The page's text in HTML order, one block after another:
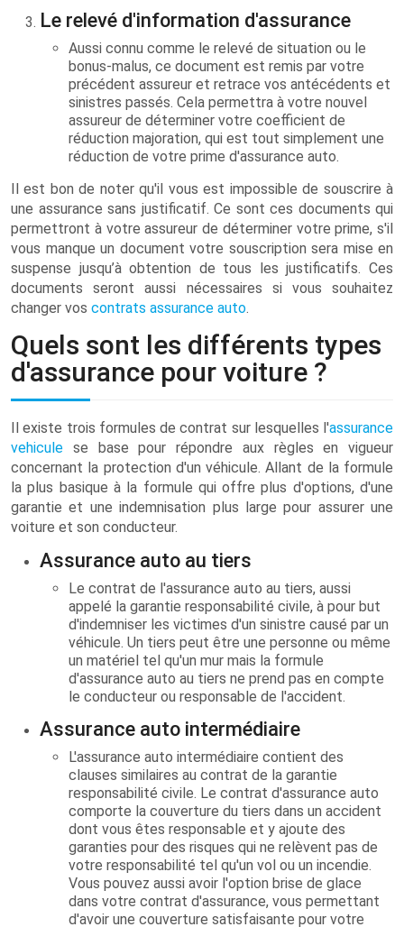
Le relevé d'information d'assurance
Aussi connu comme le relevé de situation ou le
bonus-malus, ce document est remis par votre
précédent assureur et retrace vos antécédents et
sinistres passés. Cela permettra à votre nouvel
assureur de déterminer votre coefficient de
réduction majoration, qui est tout simplement une
réduction de votre prime d'assurance auto.
Il est bon de noter qu'il vous est impossible de souscrire à
une assurance sans justificatif. Ce sont ces documents qui
permettront à votre assureur de déterminer votre prime, s'il
vous manque un document votre souscription sera mise en
suspense jusqu’à obtention de tous les justificatifs. Ces
documents seront aussi nécessaires si vous souhaitez
changer vos contrats assurance auto.
Quels sont les différents types
d'assurance pour voiture ?
Il existe trois formules de contrat sur lesquelles l'assurance
vehicule se base pour répondre aux règles en vigueur
concernant la protection d'un véhicule. Allant de la formule
la plus basique à la formule qui offre plus d'options, d'une
garantie et une indemnisation plus large pour assurer une
voiture et son conducteur.
Assurance auto au tiers
Le contrat de l'assurance auto au tiers, aussi
appelé la garantie responsabilité civile, à pour but
d'indemniser les victimes d'un sinistre causé par un
véhicule. Un tiers peut être une personne ou même
un matériel tel qu'un mur mais la formule
d'assurance auto au tiers ne prend pas en compte
le conducteur ou responsable de l'accident.
Assurance auto intermédiaire
L'assurance auto intermédiaire contient des
clauses similaires au contrat de la garantie
responsabilité civile. Le contrat d'assurance auto
comporte la couverture du tiers dans un accident
dont vous êtes responsable et y ajoute des
garanties pour des risques qui ne relèvent pas de
votre responsabilité tel qu'un vol ou un incendie.
Vous pouvez aussi avoir l'option brise de glace
dans votre contrat d'assurance, vous permettant
d'avoir une couverture satisfaisante pour votre